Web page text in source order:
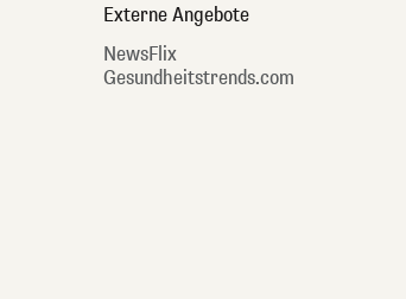
Externe Angebote
NewsFlix
Gesundheitstrends.com